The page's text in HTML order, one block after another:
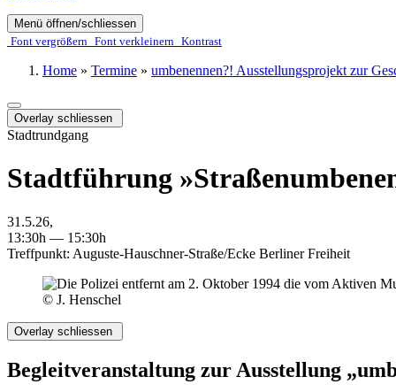
Menü öffnen/schliessen
Font ver­­größern Font ver­­kleinern Kontrast
Home » Termine » umbenennen?! Ausstellungsprojekt zur
Overlay schliessen
Stadtrundgang
Stadtführung
31.5.26,
13:30h — 15:30h
Treffpunkt: Auguste-Hauschner-Straße/Ecke Berliner Freiheit
© J. Henschel
Overlay schliessen
Begleitveranstaltung zur Ausstellung